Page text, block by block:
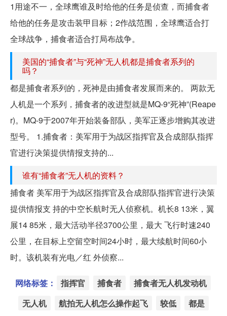
1用途不一，全球鹰谁及时给他的任务是侦查，而捕食者
给他的任务是攻击装甲目标；2作战范围，全球鹰适合打
全球战争，捕食者适合打局布战争。
美国的“捕食者”与“死神”无人机都是捕食者系列的
吗？
都是捕食者系列的，死神是由捕食者发展而来的。 两款无
人机是一个系列，捕食者的改进型就是MQ-9“死神”(Reape
r)。MQ-9于2007年开始装备部队，美军正逐步增购其改进
型号。 1.捕食者：美军用于为战区指挥官及合成部队指挥
官进行决策提供情报支持的...
谁有“捕食者”无人机的资料？
捕食者 美军用于为战区指挥官及合成部队指挥官进行决策
提供情报支 持的中空长航时无人侦察机。机长8 13米，翼
展14 85米，最大活动半径3700公里，最大 飞行时速240
公里，在目标上空留空时间24小时，最大续航时间60小
时。该机装有光电／红 外侦察...
网络标签： 指挥官 捕食者
捕食者无人机发动机
无人机
航拍无人机怎么操作起飞 较低 都是